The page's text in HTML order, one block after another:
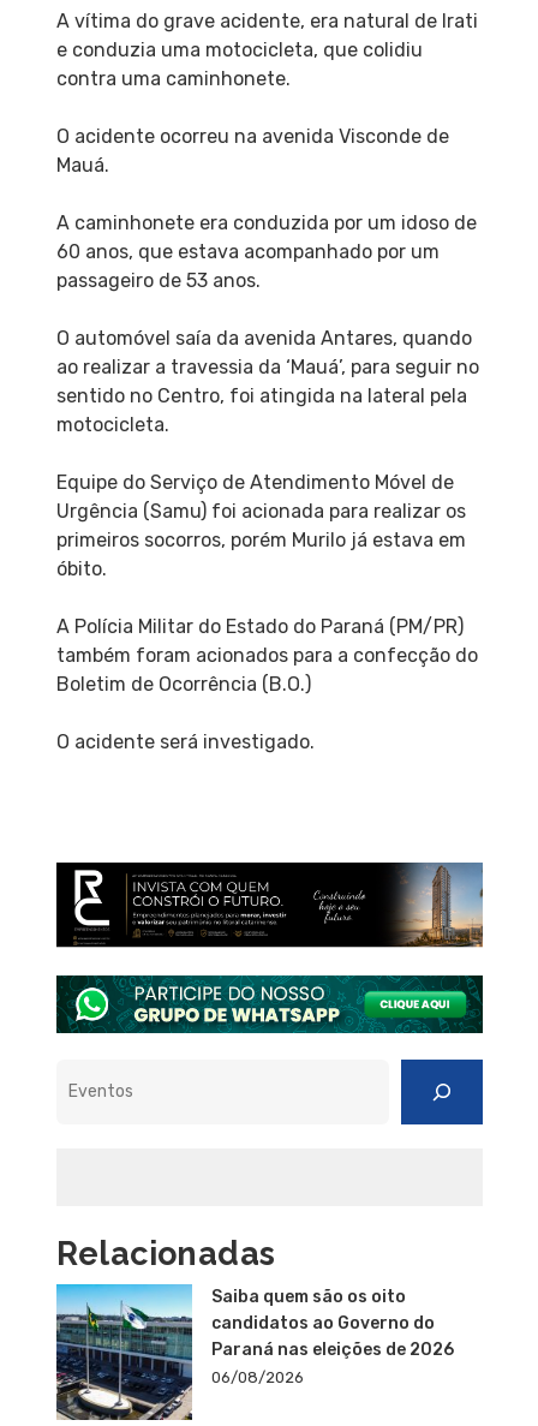
A vítima do grave acidente, era natural de Irati
e conduzia uma motocicleta, que colidiu
contra uma caminhonete.
O acidente ocorreu na avenida Visconde de
Mauá.
A caminhonete era conduzida por um idoso de
60 anos, que estava acompanhado por um
passageiro de 53 anos.
O automóvel saía da avenida Antares, quando
ao realizar a travessia da ‘Mauá’, para seguir no
sentido no Centro, foi atingida na lateral pela
motocicleta.
Equipe do Serviço de Atendimento Móvel de
Urgência (Samu) foi acionada para realizar os
primeiros socorros, porém Murilo já estava em
óbito.
A Polícia Militar do Estado do Paraná (PM/PR)
também foram acionados para a confecção do
Boletim de Ocorrência (B.O.)
O acidente será investigado.
Relacionadas
Saiba quem são os oito
candidatos ao Governo do
Paraná nas eleições de 2026
06/08/2026